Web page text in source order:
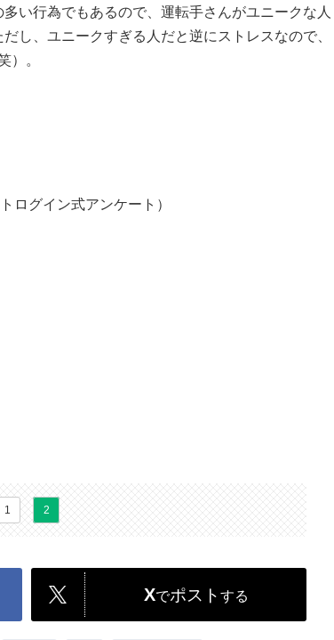
い行為でもあるので、運転手さんがユニークな人
し、ユニークすぎる人だと逆にストレスなので、
）。
グイン式アンケート）
1 2
Xでポスト する